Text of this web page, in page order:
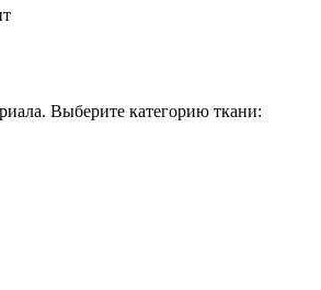
Выберите категорию ткани: